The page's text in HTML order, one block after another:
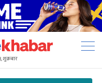
शुक्रबार